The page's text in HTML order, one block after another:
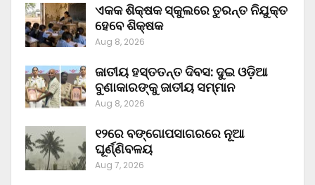
ଏକକ ଶିକ୍ଷକ ସ୍କୁଲରେ ତୁରନ୍ତ ନିଯୁକ୍ତ
ହେବେ ଶିକ୍ଷକ
Aug 8, 2026
ଜାତୀୟ ହସ୍ତତନ୍ତ ଦିବସ: ଦୁଇ ଓଡ଼ିଆ
ବୁଣାକାରଙ୍କୁ ଜାତୀୟ ସମ୍ମାନ
Aug 8, 2026
୧୨ରେ ବଙ୍ଗୋପସାଗରରେ ନୂଆ
ଘୂର୍ଣ୍ଣିବଳୟ
Aug 7, 2026